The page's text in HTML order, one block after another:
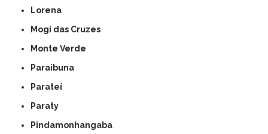
Lorena
Mogi das Cruzes
Monte Verde
Paraibuna
Parateí
Paraty
Pindamonhangaba